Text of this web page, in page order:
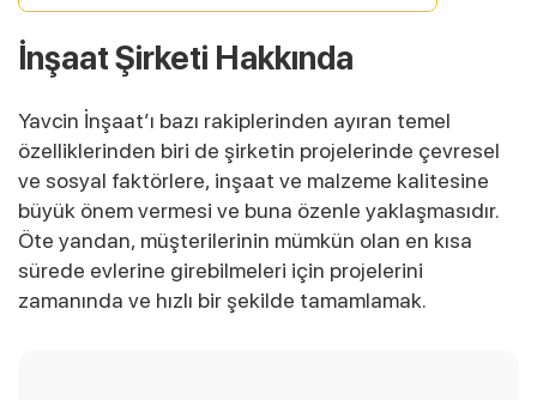
İnşaat Şirketi Hakkında
Yavcin İnşaat’ı bazı rakiplerinden ayıran temel
özelliklerinden biri de şirketin projelerinde çevresel
ve sosyal faktörlere, inşaat ve malzeme kalitesine
büyük önem vermesi ve buna özenle yaklaşmasıdır.
Öte yandan, müşterilerinin mümkün olan en kısa
sürede evlerine girebilmeleri için projelerini
zamanında ve hızlı bir şekilde tamamlamak.